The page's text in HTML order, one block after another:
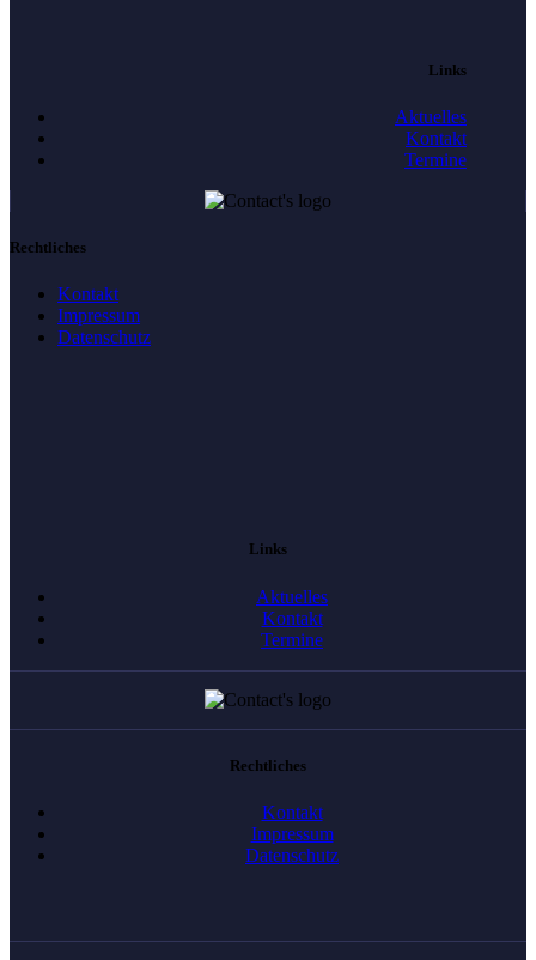
Links
Aktuelles
Kontakt
Termine
Rechtliches
Kontakt
Impressum
Datenschutz
Links
Aktuelles
Kontakt
Termine
Rechtliches
Kontakt
Impressum
Datenschutz